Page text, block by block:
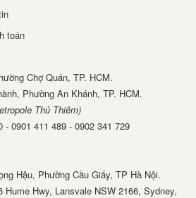
toán
Chợ Quán, TP. HCM.
Phường An Khánh, TP. HCM.
Thủ Thiêm)
0901 411 489 - 0902 341 729
Hậu, Phường Cầu Giấy, TP Hà Nội.
Hume Hwy, Lansvale NSW 2166, Sydney,